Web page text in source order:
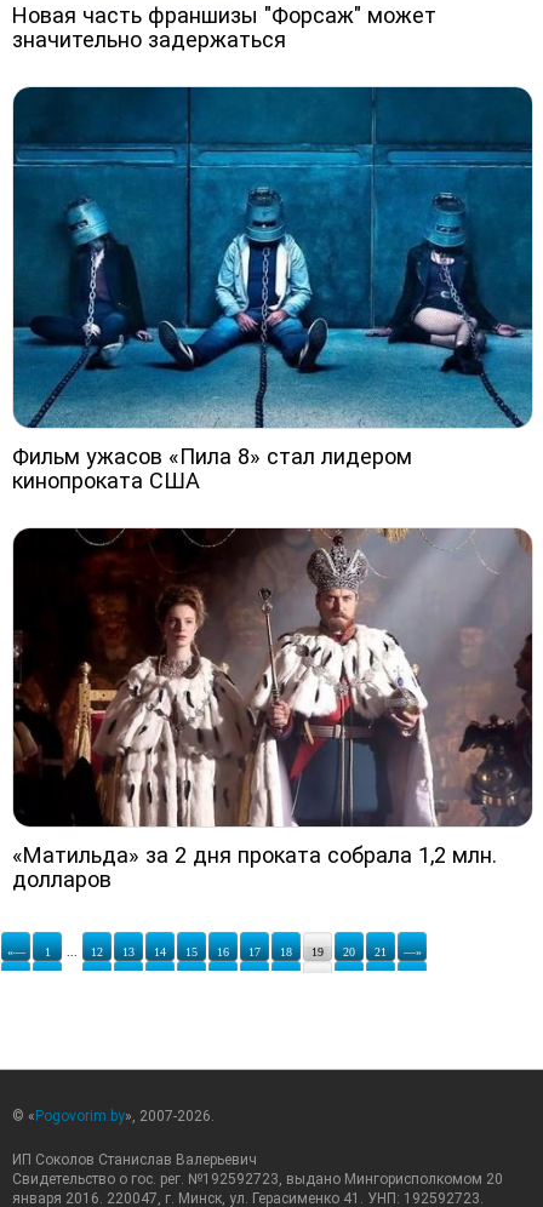
Новая часть франшизы "Форсаж" может
значительно задержаться
Фильм ужасов «Пила 8» стал лидером
кинопроката США
«Матильда» за 2 дня проката собрала 1,2 млн.
долларов
«— 1 ... 12 13 14 15 16 17 18 19 20 21 —»
© « Pogovorim.by», 2007-2026.
ИП Соколов Станислав Валерьевич
Свидетельство о гос. рег. №192592723, выдано Мингорисполкомом 20
января 2016. 220047, г. Минск, ул. Герасименко 41. УНП: 192592723.